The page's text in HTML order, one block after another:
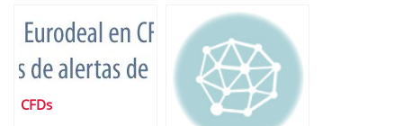
CFDs